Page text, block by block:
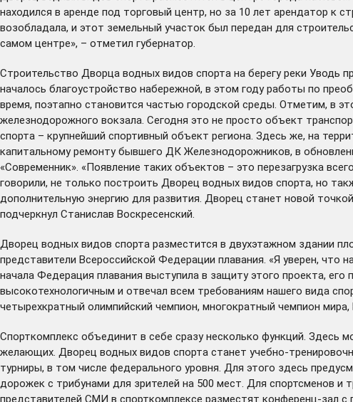
находился в аренде под торговый центр, но за 10 лет арендатор к
возобладала, и этот земельный участок был передан для
самом центре», – отметил губернатор.
Строительство Дворца водных видов спорта на берегу реки Уводь
началось благоустройство набережной, в этом году работы по
время, поэтапно становится частью городской среды. Отметим, в
железнодорожного вокзала . Сегодня это не просто объект
спорта – крупнейший спортивный объект региона. Здесь же, на
капитальному ремонту бывшего ДК Железнодорожников, в
«Современник» . «Появление таких объектов – это перезагрузка
говорили, не только построить Дворец водных видов спорта, но
дополнительную энергию для развития. Дворец станет новой
подчеркнул Станислав Воскресенский.
Дворец водных видов спорта разместится в двухэтажном здании
представители Всероссийской Федерации плавания. «Я уверен,
начала Федерация плавания выступила в защиту этого проекта,
высокотехнологичным и отвечал всем требованиям нашего вида
четырехкратный олимпийский чемпион, многократный чемпион
Спорткомплекс объединит в себе сразу несколько функций. Здесь
желающих. Дворец водных видов спорта станет учебно-
турниры, в том числе федерального уровня. Для этого здесь
дорожек с трибунами для зрителей на 500 мест. Для спортсменов
представителей СМИ в спорткомплексе разместят конференц-зал с